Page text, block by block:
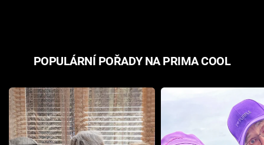
POPULÁRNÍ POŘADY NA PRIMA COOL